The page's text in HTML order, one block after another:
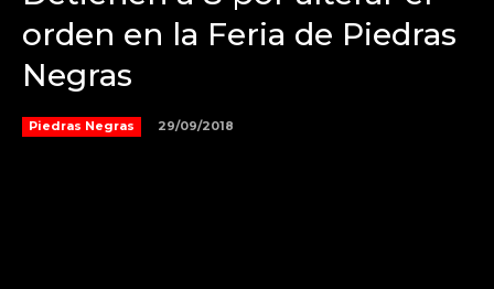
orden en la Feria de Piedras
Negras
Piedras Negras 29/09/2018